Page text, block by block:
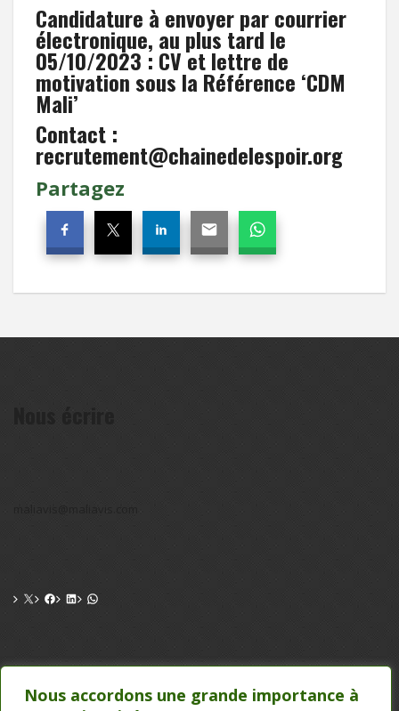
Nous accordons une grande importance à
Candidature à envoyer par courrier
électronique, au plus tard le
05/10/2023 : CV et lettre de
motivation sous la Référence ‘CDM
Mali’
Contact :
recrutement@chainedelespoir.org
Partagez
CONTACT